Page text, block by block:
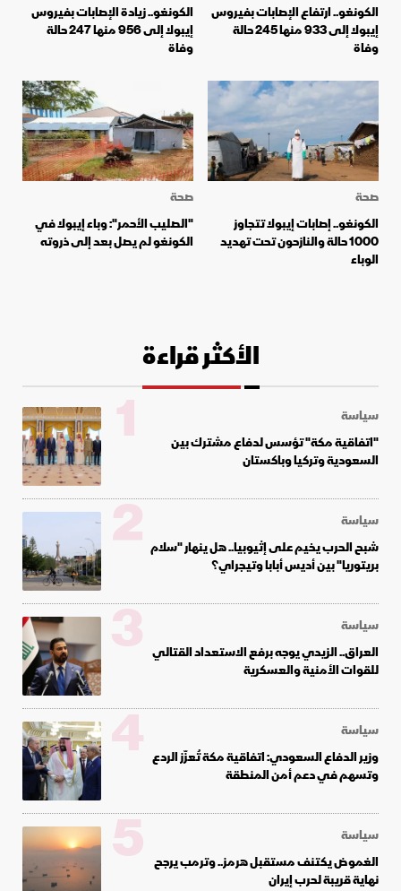
الكونغو.. ارتفاع الإصابات بفيروس
إيبولا إلى 933 منها 245 حالة
وفاة
الكونغو.. زيادة الإصابات بفيروس
إيبولا إلى 956 منها 247 حالة
وفاة
صحة
الكونغو.. إصابات إيبولا تتجاوز
1000 حالة والنازحون تحت تهديد
الوباء
صحة
"الصليب الأحمر": وباء إيبولا في
الكونغو لم يصل بعد إلى ذروته
الأكثر قراءة
سياسة
"اتفاقية مكة" تؤسس لدفاع مشترك بين
السعودية وتركيا وباكستان
1
سياسة
شبح الحرب يخيم على إثيوبيا.. هل ينهار "سلام
بريتوريا" بين أديس أبابا وتيجراي؟
2
سياسة
العراق.. الزيدي يوجه برفع الاستعداد القتالي
للقوات الأمنية والعسكرية
3
سياسة
وزير الدفاع السعودي: اتفاقية مكة تُعزّز الردع
وتسهم في دعم أمن المنطقة
4
سياسة
الغموض يكتنف مستقبل هرمز.. وترمب يرجح
نهاية قريبة لحرب إيران
5